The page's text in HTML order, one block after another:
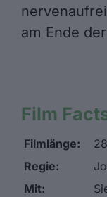
am Ende
Film
Filmlänge:
Regie:
Mit: